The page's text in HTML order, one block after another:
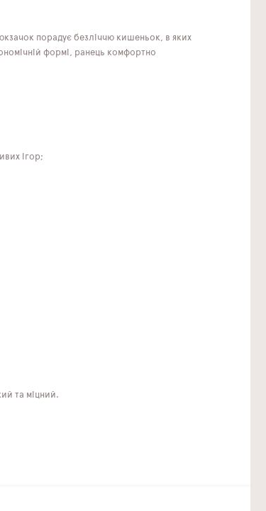
порадує безліччю кишеньок, в яких
формі, ранець комфортно
ігор;
та міцний.